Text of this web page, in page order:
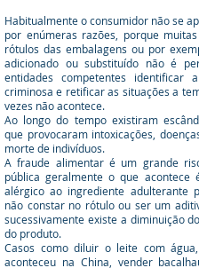
Habitualmente o consumidor não se
por enúmeras razões, porque
rótulos das embalagens ou por
adicionado ou substituído não é
entidades competentes identificar
criminosa e retificar as situações a
vezes não acontece.
Ao longo do tempo existiram
que provocaram intoxicações,
morte de indivíduos.
A fraude alimentar é um grande
pública geralmente o que acontece
alérgico ao ingrediente adulterante
não constar no rótulo ou ser um
sucessivamente existe a diminuição
do produto.
Casos como diluir o leite com
aconteceu na China, vender